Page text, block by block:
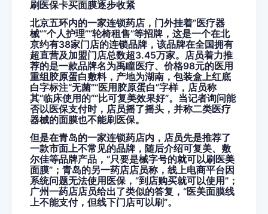
刷医保卡买面膜逐步收紧
北京五环内的一家连锁药店，门外挂着“医疗器
械”“个人护理”“轮椅租售”等招牌，这是一个在北
京约有38家门店的连锁品牌，该品牌在全国拥有
超直营及加盟门店总数超3.45万家。店员着力推
荐的是一款品牌名为禹瞳医疗、价格98元的医用
重组胶原蛋白敷料，产地为湖南，包装盒上红底
白字标注“无菌”“医用胶原蛋白”字样，店员称
其“临床使用的”“比可复美效果好”。当记者询问能
否以医保支付时，店员摇了摇头，并称二类医疗
器械的面膜也不能刷医保。
但是在青岛的一家连锁药店内，店员先是推荐了
一款市面上不常见的品牌，随后介绍可复美、敷
尔佳等品牌产品，“只要是械字号的就可以刷医美
面膜”；青岛的另一药店店员称，线上电商平台因
系统问题无法使用医保，“到店购买就可以使用”；
广州一药店店员给出了类似的答复，“医美面膜线
上不能支付，但线下门店可以刷”。